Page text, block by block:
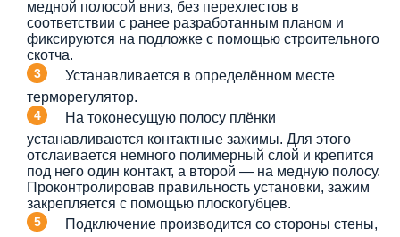
медной полосой вниз, без перехлестов в
соответствии с ранее разработанным планом и
фиксируются на подложке с помощью строительного
скотча.
Устанавливается в определённом месте
терморегулятор.
На токонесущую полосу плёнки
устанавливаются контактные зажимы. Для этого
отслаивается немного полимерный слой и крепится
под него один контакт, а второй — на медную полосу.
Проконтролировав правильность установки, зажим
закрепляется с помощью плоскогубцев.
Подключение производится со стороны стены,